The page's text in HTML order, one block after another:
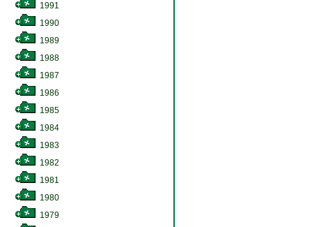
1991
1990
1989
1988
1987
1986
1985
1984
1983
1982
1981
1980
1979